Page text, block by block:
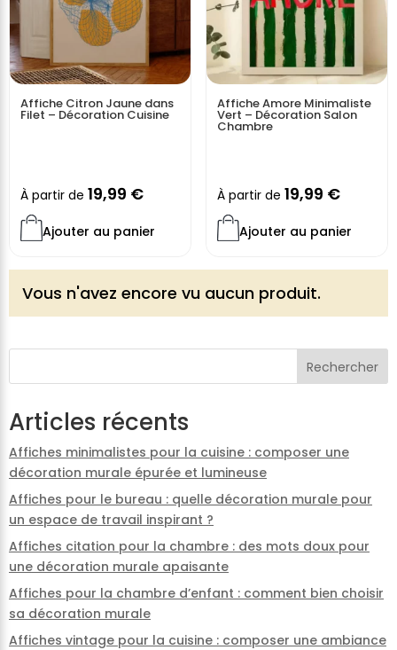
Affiche Citron Jaune dans
Filet – Décoration Cuisine
À partir de 19,99 €
Ajouter au panier
Affiche Amore Minimaliste
Vert – Décoration Salon
Chambre
À partir de 19,99 €
Ajouter au panier
Vous n'avez encore vu aucun produit.
Rechercher
Articles récents
Affiches minimalistes pour la cuisine : composer une
décoration murale épurée et lumineuse
Affiches pour le bureau : quelle décoration murale pour
un espace de travail inspirant ?
Affiches citation pour la chambre : des mots doux pour
une décoration murale apaisante
Affiches pour la chambre d’enfant : comment bien choisir
sa décoration murale
Affiches vintage pour la cuisine : composer une ambiance